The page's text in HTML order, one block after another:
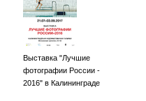
Выставка "Лучшие
фотографии России -
2016" в Калининграде